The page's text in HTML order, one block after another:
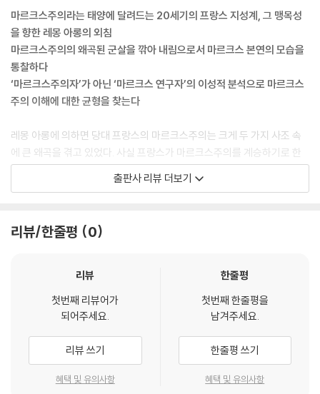
노동자의 생활 수준은 기업의 소유 형태보다는 오히려 노동 생산성에 달려
있다. 그리고 소득 분배가 반드시 계획경제 체제에서보다 개인 기업과 자
유 경쟁 체제하에서 더 왜곡되지 않는 것으로 나타나고 있다. 좌파가 경제
적 영역에서 성장과 공정한 분배라는 두 가지 목표를 추구하는 경우, 공적
소유와 계획경제가 필수적인 수단이 아니다. 사회주의적 교조주의는 시대
로 선택으로 이어지는 것은 아니다. 신화에 대한 비판을 통해 우리는 오히
려 국민이 경험하게 될 체제에 대해 합리적으로 생각해 볼 수 있게 된다.
--- p.146
다. 『자본론을 읽자』는 개별적이고 구체적인 한 경제에 대해 알튀세르 자
나는 부족(部族)의 성스러운 단어를 부정하는 자들을 경계한다. 오늘날의
영웅인 “체 게바라”나 “마오쩌둥”은 폭력 숭배를 구현하고 있다. 그들은
승리보다는 투쟁을 찬양하며, 희생을 정당화시키는 것보다 희생 자체를 찬
양한다. 그들은 파시스트들과 마찬가지로 비의미를 축성한다. “우리는 모
두 독일 유대인이다”라고 학생들이 외치는 것, 이것은 국가나 민족에 대한
불신이 아니라면 아무것도 증명해 주지 않는다. 가장 차이가 큰 ‘파생체
마르크스주의라는 태양에 달려드는 20세기의 프랑스 지성계, 그 맹목성
을 향한 레몽 아롱의 외침
마르크스주의의 왜곡된 군살을 깎아 내림으로서 마르크스 본연의 모습을
통찰하다
‘마르크스주의자’가 아닌 ‘마르크스 연구자’의 이성적 분석으로 마르크스
주의 이해에 대한 균형을 찾는다
레몽 아롱에 의하면 당대 프랑스의 마르크스주의는 크게 두 가지 사조 속
에 큰 왜곡을 겪고 있었다. 사실 프랑스가 마르크스주의를 계승하기로 한
것은 어쩌면 시대적 요청에 의한 필연적 부응이었을지도 모른다. 18세기
의 산업혁명을 거쳐 발전을 거듭한 유럽은 19세기에 이르러 광신에 가까
극심한 억압 가운데 살아갈 만큼 발전의 빛과 어둠은 극명히 나뉠 수밖에
한 마르크스주의는 실로 시대의 흐름에 역행하는 대안적 사상의 위치를 점
된 프랑스 지성계는 저마다의 방식으로 마르크스주의를 계승하기 시작한
것이다. 그러나 아롱은 이 과정에서 나타난 집착에 가까운 왜곡을 비판하
고 나선다.
아롱은 이 도착(倒錯)적인 마르크스주의자의 대표로 장폴 사르트르와 루
출판사 리뷰 더보기
리뷰/한줄평 0
리뷰
첫번째 리뷰어가
되어주세요.
리뷰 쓰기
혜택 및 유의사항
한줄평
첫번째 한줄평을
남겨주세요.
한줄평 쓰기
혜택 및 유의사항